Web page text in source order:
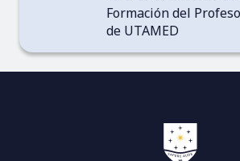
Formación del
de UTAMED